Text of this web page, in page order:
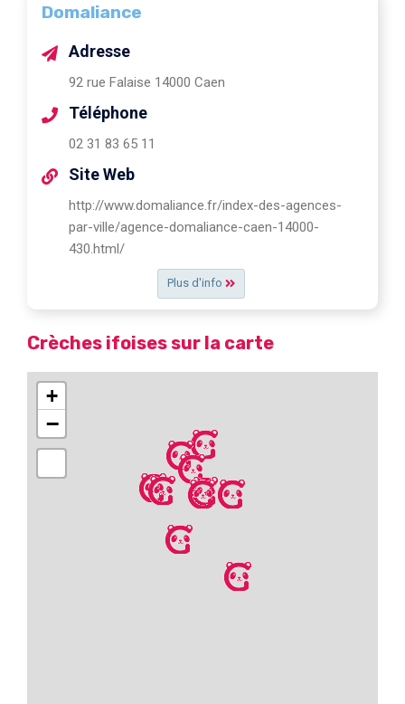
Domaliance
Plus d'info
Adresse
92 rue Falaise 14000 Caen
Téléphone
02 31 83 65 11
Site Web
http://www.domaliance.fr/index-des-agences-
par-ville/agence-domaliance-caen-14000-
430.html/
Crèches ifoises sur la carte
+
−